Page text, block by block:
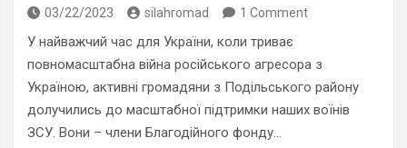
03/22/2023 silahromad 1 Comment
У найважчий час для України, коли триває
повномасштабна війна російського агресора з
Україною, активні громадяни з Подільського району
долучились до масштабної підтримки наших воїнів
ЗСУ. Вони – члени Благодійного фонду…